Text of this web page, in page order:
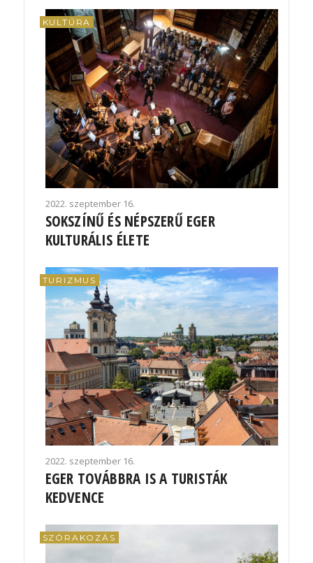
KULTÚRA
2022. szeptember 16.
SOKSZÍNŰ ÉS NÉPSZERŰ EGER
KULTURÁLIS ÉLETE
TURIZMUS
2022. szeptember 16.
EGER TOVÁBBRA IS A TURISTÁK
KEDVENCE
SZÓRAKOZÁS